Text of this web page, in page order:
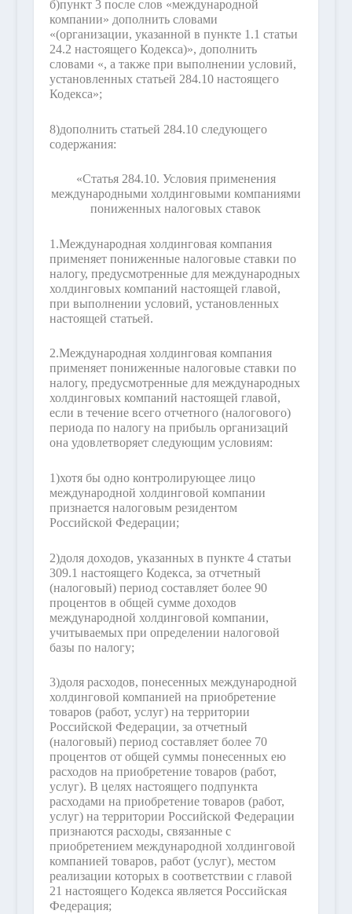
б)пункт 3 после слов «международной
компании» дополнить словами
«(организации, указанной в пункте 1.1 статьи
24.2 настоящего Кодекса)», дополнить
словами «, а также при выполнении условий,
установленных статьей 284.10 настоящего
Кодекса»;
8)дополнить статьей 284.10 следующего
содержания:
«Статья 284.10. Условия применения
международными холдинговыми компаниями
пониженных налоговых ставок
1.Международная холдинговая компания
применяет пониженные налоговые ставки по
налогу, предусмотренные для международных
холдинговых компаний настоящей главой,
при выполнении условий, установленных
настоящей статьей.
2.Международная холдинговая компания
применяет пониженные налоговые ставки по
налогу, предусмотренные для международных
холдинговых компаний настоящей главой,
если в течение всего отчетного (налогового)
периода по налогу на прибыль организаций
она удовлетворяет следующим условиям:
1)хотя бы одно контролирующее лицо
международной холдинговой компании
признается налоговым резидентом
Российской Федерации;
2)доля доходов, указанных в пункте 4 статьи
309.1 настоящего Кодекса, за отчетный
(налоговый) период составляет более 90
процентов в общей сумме доходов
международной холдинговой компании,
учитываемых при определении налоговой
базы по налогу;
3)доля расходов, понесенных международной
холдинговой компанией на приобретение
товаров (работ, услуг) на территории
Российской Федерации, за отчетный
(налоговый) период составляет более 70
процентов от общей суммы понесенных ею
расходов на приобретение товаров (работ,
услуг). В целях настоящего подпункта
расходами на приобретение товаров (работ,
услуг) на территории Российской Федерации
признаются расходы, связанные с
приобретением международной холдинговой
компанией товаров, работ (услуг), местом
реализации которых в соответствии с главой
21 настоящего Кодекса является Российская
Федерация;